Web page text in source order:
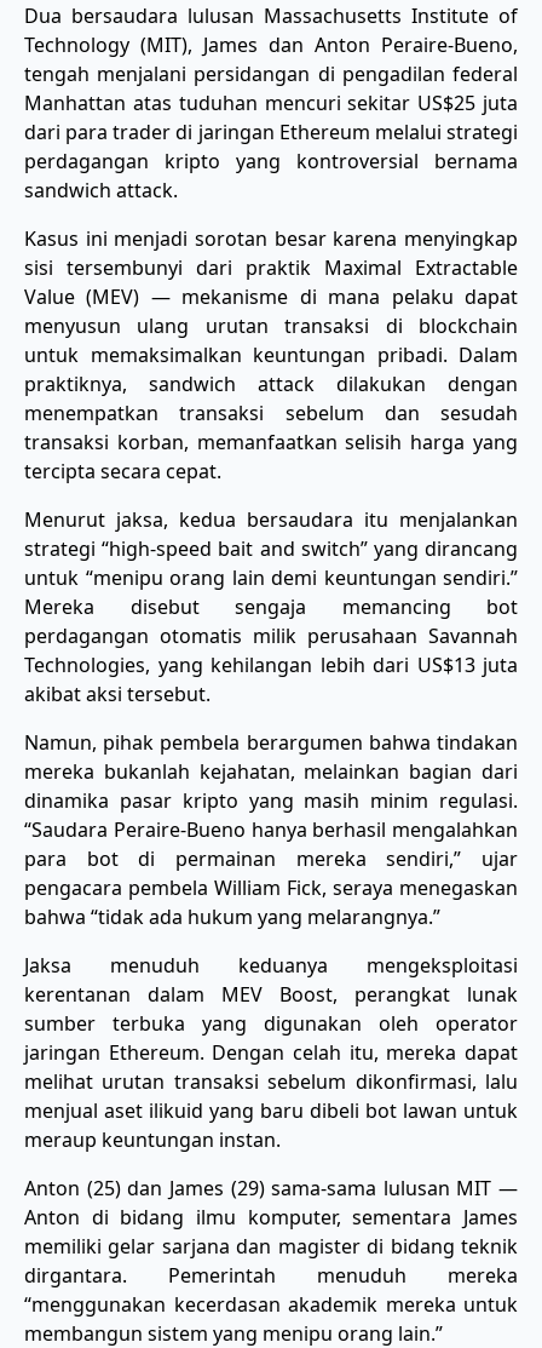
Dua bersaudara lulusan Massachusetts Institute of
Technology (MIT), James dan Anton Peraire-Bueno,
tengah menjalani persidangan di pengadilan federal
Manhattan atas tuduhan mencuri sekitar US$25 juta
dari para trader di jaringan Ethereum melalui strategi
perdagangan kripto yang kontroversial bernama
sandwich attack.
Kasus ini menjadi sorotan besar karena menyingkap
sisi tersembunyi dari praktik Maximal Extractable
Value (MEV) — mekanisme di mana pelaku dapat
menyusun ulang urutan transaksi di blockchain
untuk memaksimalkan keuntungan pribadi. Dalam
praktiknya, sandwich attack dilakukan dengan
menempatkan transaksi sebelum dan sesudah
transaksi korban, memanfaatkan selisih harga yang
tercipta secara cepat.
Menurut jaksa, kedua bersaudara itu menjalankan
strategi “high-speed bait and switch” yang dirancang
untuk “menipu orang lain demi keuntungan sendiri.”
Mereka disebut sengaja memancing bot
perdagangan otomatis milik perusahaan Savannah
Technologies, yang kehilangan lebih dari US$13 juta
akibat aksi tersebut.
Namun, pihak pembela berargumen bahwa tindakan
mereka bukanlah kejahatan, melainkan bagian dari
dinamika pasar kripto yang masih minim regulasi.
“Saudara Peraire-Bueno hanya berhasil mengalahkan
para bot di permainan mereka sendiri,” ujar
pengacara pembela William Fick, seraya menegaskan
bahwa “tidak ada hukum yang melarangnya.”
Jaksa menuduh keduanya mengeksploitasi
kerentanan dalam MEV Boost, perangkat lunak
sumber terbuka yang digunakan oleh operator
jaringan Ethereum. Dengan celah itu, mereka dapat
melihat urutan transaksi sebelum dikonfirmasi, lalu
menjual aset ilikuid yang baru dibeli bot lawan untuk
meraup keuntungan instan.
Anton (25) dan James (29) sama-sama lulusan MIT —
Anton di bidang ilmu komputer, sementara James
memiliki gelar sarjana dan magister di bidang teknik
dirgantara. Pemerintah menuduh mereka
“menggunakan kecerdasan akademik mereka untuk
membangun sistem yang menipu orang lain.”